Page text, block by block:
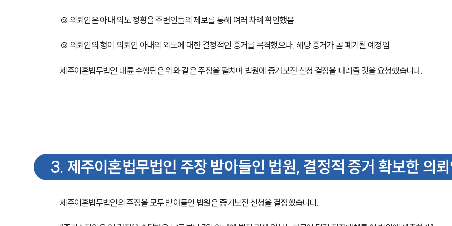
◎ 의뢰인은 아내 외도 정황을 주변인들의 제보를 통해 여러 차례 확인했음
◎ 의뢰인의 형이 의뢰인 아내의 외도에 대한 결정적인 증거를 목격했으나, 해당 증거가 곧 폐기될 예정임
제주이혼법무법인 대륜 수행팀은 위와 같은 주장을 펼치며 법원에 증거보전 신청 결정을 내려줄 것을 요청했습니다.
3. 제주이혼법무법인 주장 받아들인 법원, 결정적 증거 확보한 의
제주이혼법무법인의 주장을 모두 받아들인 법원은 증거보전 신청을 결정했습니다.